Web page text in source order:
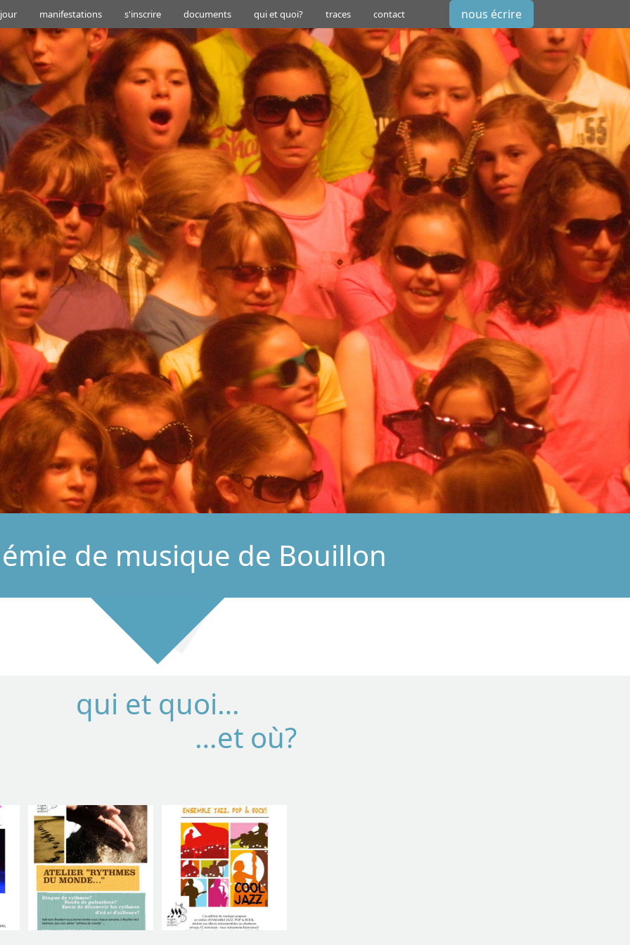
manifestations s'inscrire documents qui et quoi? traces contact nous écrire
de musique de Bouillon
qui et quoi…
…et où?